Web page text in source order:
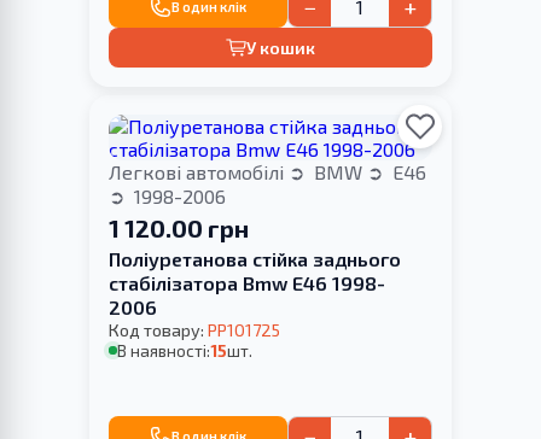
В один клік − +
У кошик
Легкові автомобілі BMW
E46
1998-2006
1 120.00 грн
Поліуретанова стійка заднього
стабілізатора Bmw E46 1998-
2006
Код товару: PP101725
В наявності:15шт.